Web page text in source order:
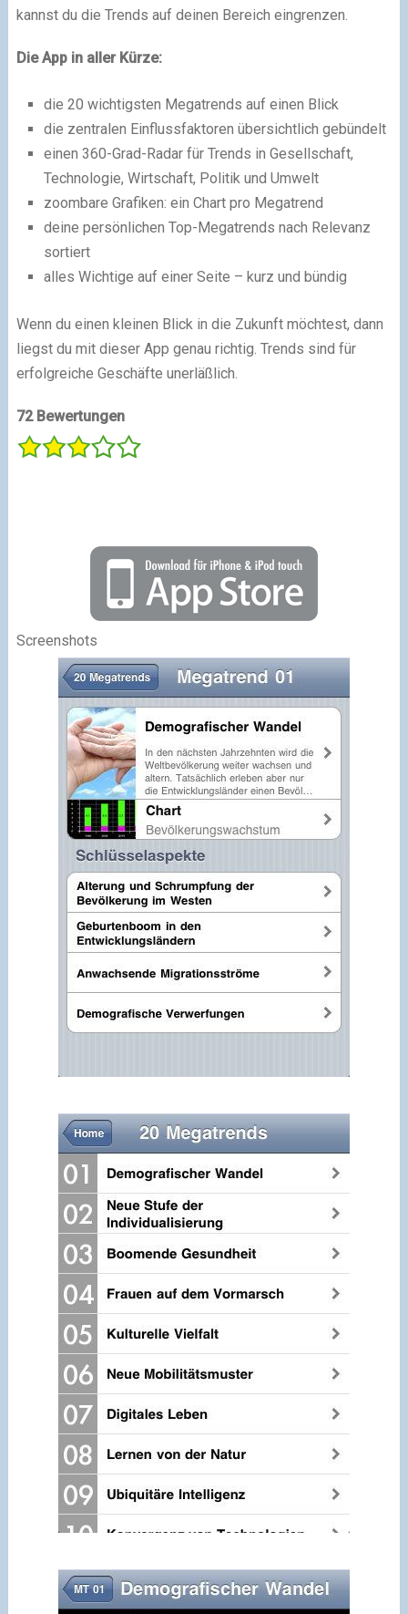
kannst du die Trends auf deinen Bereich eingrenzen.
Die App in aller Kürze:
die 20 wichtigsten Megatrends auf einen Blick
die zentralen Einflussfaktoren übersichtlich gebündelt
einen 360-Grad-Radar für Trends in Gesellschaft,
Technologie, Wirtschaft, Politik und Umwelt
zoombare Grafiken: ein Chart pro Megatrend
deine persönlichen Top-Megatrends nach Relevanz
sortiert
alles Wichtige auf einer Seite – kurz und bündig
Wenn du einen kleinen Blick in die Zukunft möchtest, dann
liegst du mit dieser App genau richtig. Trends sind für
erfolgreiche Geschäfte unerläßlich.
72 Bewertungen
Screenshots